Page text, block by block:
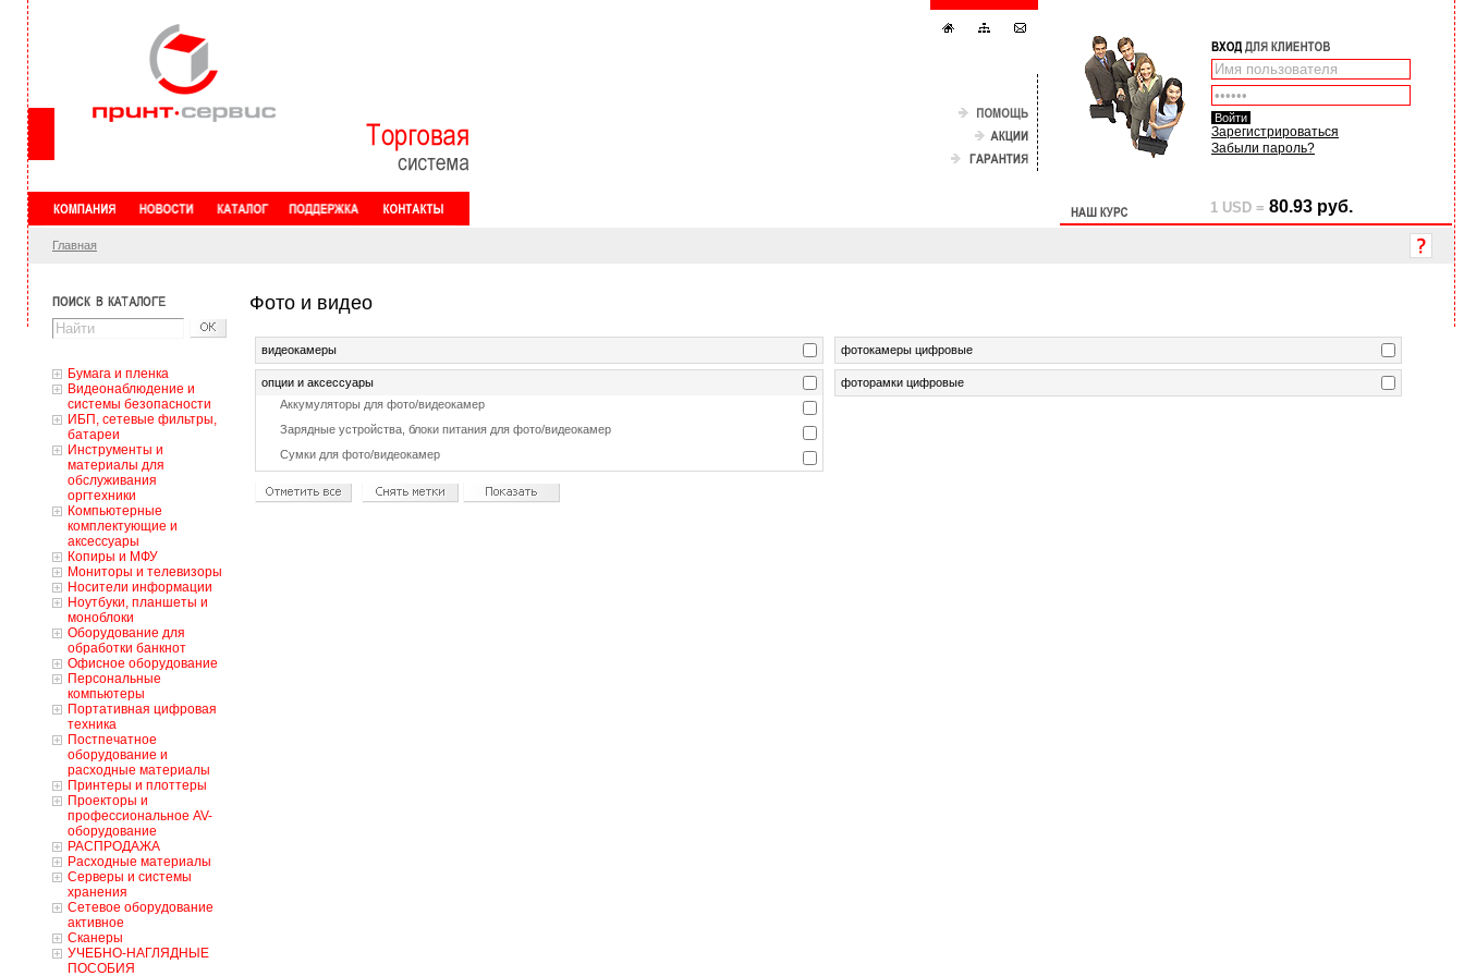
Зарегистрироваться
Забыли пароль?
1 USD = 80.93 руб.
Главная
Бумага и пленка
Видеонаблюдение и
системы безопасности
ИБП, сетевые фильтры,
батареи
Инструменты и
материалы для
обслуживания
оргтехники
Компьютерные
комплектующие и
аксессуары
Копиры и МФУ
Мониторы и телевизоры
Носители информации
Ноутбуки, планшеты и
моноблоки
Оборудование для
обработки банкнот
Офисное оборудование
Персональные
компьютеры
Портативная цифровая
техника
Постпечатное
оборудование и
расходные материалы
Принтеры и плоттеры
Проекторы и
профессиональное AV-
оборудование
РАСПРОДАЖА
Расходные материалы
Серверы и системы
хранения
Сетевое оборудование
активное
Сканеры
УЧЕБНО-НАГЛЯДНЫЕ
ПОСОБИЯ
Фото и видео
видеокамеры
опции и аксессуары
Аккумуляторы для фото/видеокамер
Зарядные устройства, блоки питания для фото/видеокамер
Сумки для фото/видеокамер
фотокамеры цифровые
фоторамки цифровые